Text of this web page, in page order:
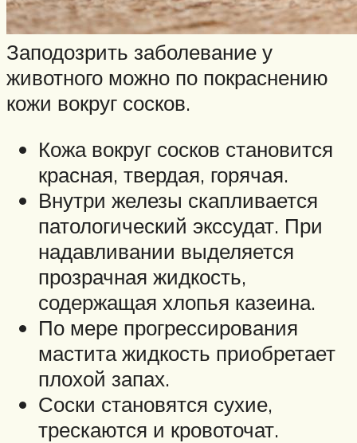
Заподозрить заболевание у
животного можно по покраснению
кожи вокруг сосков.
Кожа вокруг сосков становится
красная, твердая, горячая.
Внутри железы скапливается
патологический экссудат. При
надавливании выделяется
прозрачная жидкость,
содержащая хлопья казеина.
По мере прогрессирования
мастита жидкость приобретает
плохой запах.
Соски становятся сухие,
трескаются и кровоточат.